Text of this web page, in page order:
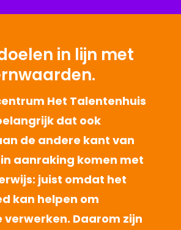
in lijn met
Het Talentenhuis
dat ook
de andere kant van
aanraking komen met
juist omdat het
kan helpen om
verwerken. Daarom zijn